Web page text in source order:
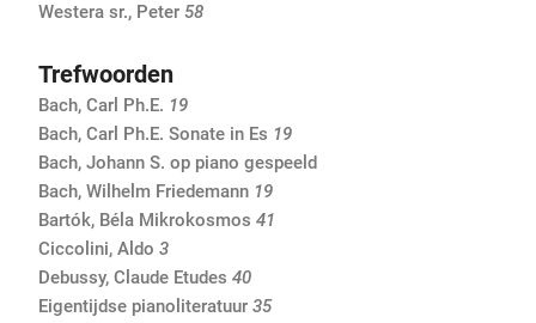
Westera sr., Peter 58
Trefwoorden
Bach, Carl Ph.E. 19
Bach, Carl Ph.E. Sonate in Es 19
Bach, Johann S. op piano gespeeld
Bach, Wilhelm Friedemann 19
Bartók, Béla Mikrokosmos 41
Ciccolini, Aldo 3
Debussy, Claude Etudes 40
Eigentijdse pianoliteratuur 35